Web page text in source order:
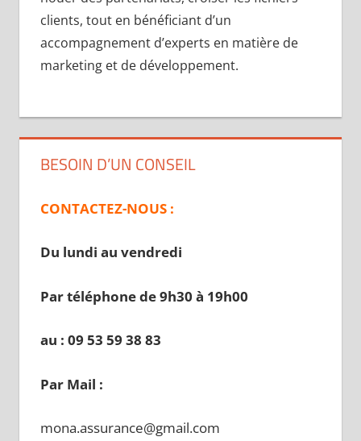
clients, tout en bénéficiant d’un
accompagnement d’experts en matière de
marketing et de développement.
BESOIN D’UN CONSEIL
CONTACTEZ-NOUS :
Du lundi au vendredi
Par téléphone de 9h30 à 19h00
au : 09 53 59 38 83
Par Mail :
mona.assurance@gmail.com